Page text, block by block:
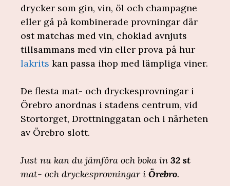
drycker som gin, vin, öl och champagne
eller gå på kombinerade provningar där
ost matchas med vin, choklad avnjuts
tillsammans med vin eller prova på hur
lakrits kan passa ihop med lämpliga viner.
De flesta mat- och dryckesprovningar i
Örebro anordnas i stadens centrum, vid
Stortorget, Drottninggatan och i närheten
av Örebro slott.
Just nu kan du jämföra och boka in 32 st
mat- och dryckesprovningar i Örebro.